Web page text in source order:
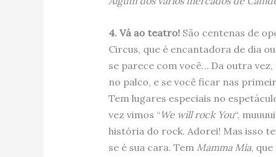
4. Vá ao teatro! São centenas de
Circus, que é encantadora de dia
se parece com você… Da outra vez,
no palco, e se você ficar nas
Tem lugares especiais no
vez vimos “We will rock You“,
história do rock. Adorei! Mas isso
se é sua cara. Tem Mamma Mia,